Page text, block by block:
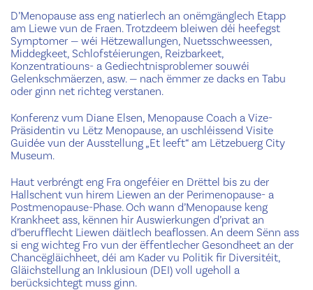
D’Menopause ass eng natierlech an onëmgänglech Etapp
am Liewe vun de Fraen. Trotzdeem bleiwen déi heefegst
Symptomer — wéi Hëtzewallungen, Nuetsschweessen,
Middegkeet, Schlofstéierungen, Reizbarkeet,
Konzentratiouns- a Gediechtnisproblemer souwéi
Gelenkschmäerzen, asw. — nach ëmmer ze dacks en Tabu
oder ginn net richteg verstanen.
Konferenz vum Diane Elsen, Menopause Coach a Vize-
Präsidentin vu Lëtz Menopause, an uschléissend Visite
Guidée vun der Ausstellung „Et leeft“ am Lëtzebuerg City
Museum.
Haut verbréngt eng Fra ongeféier en Drëttel bis zu der
Hallschent vun hirem Liewen an der Perimenopause- a
Postmenopause-Phase. Och wann d’Menopause keng
Krankheet ass, kënnen hir Auswierkungen d’privat an
d’berufflecht Liewen däitlech beaflossen. An deem Sënn ass
si eng wichteg Fro vun der ëffentlecher Gesondheet an der
Chancëgläichheet, déi am Kader vu Politik fir Diversitéit,
Gläichstellung an Inklusioun (DEI) voll ugeholl a
berücksichtegt muss ginn.